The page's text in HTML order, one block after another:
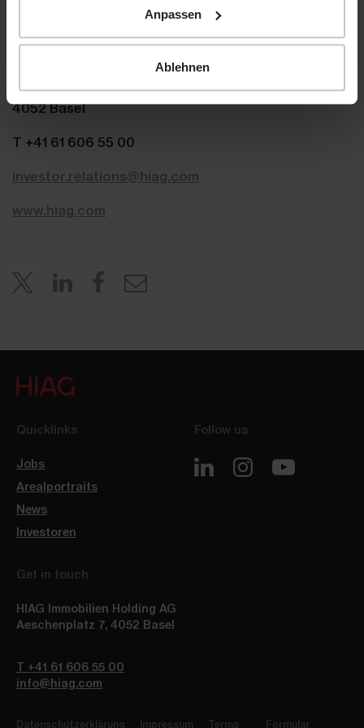
Anpassen
Ablehnen
HIAG Immobilien Holding AG
4052 Basel
T +41 61 606 55 00
investor.relations@hiag.com
www.hiag.com
Quicklinks
Jobs
Arealportraits
News
Investoren
Follow us
Get in touch
HIAG Immobilien Holding AG
Aeschenplatz 7, 4052 Basel
T +41 61 606 55 00
info@hiag.com
Datenschutzerklärung Impressum Terms Formular